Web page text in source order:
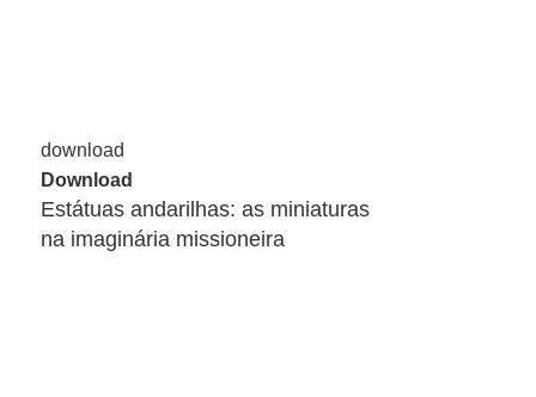
Download
Estátuas andarilhas: as miniaturas
na imaginária missioneira